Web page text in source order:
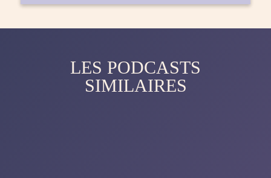
LES PODCASTS
SIMILAIRES